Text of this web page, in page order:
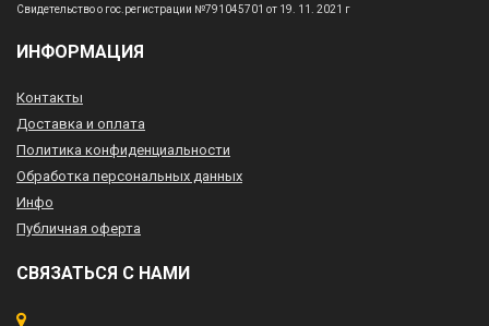
Свидетельство о гос.регистрации №791045701 от 19. 11. 2021 г
ИНФОРМАЦИЯ
Контакты
Доставка и оплата
Политика конфиденциальности
Обработка персональных данных
Инфо
Публичная оферта
СВЯЗАТЬСЯ С НАМИ